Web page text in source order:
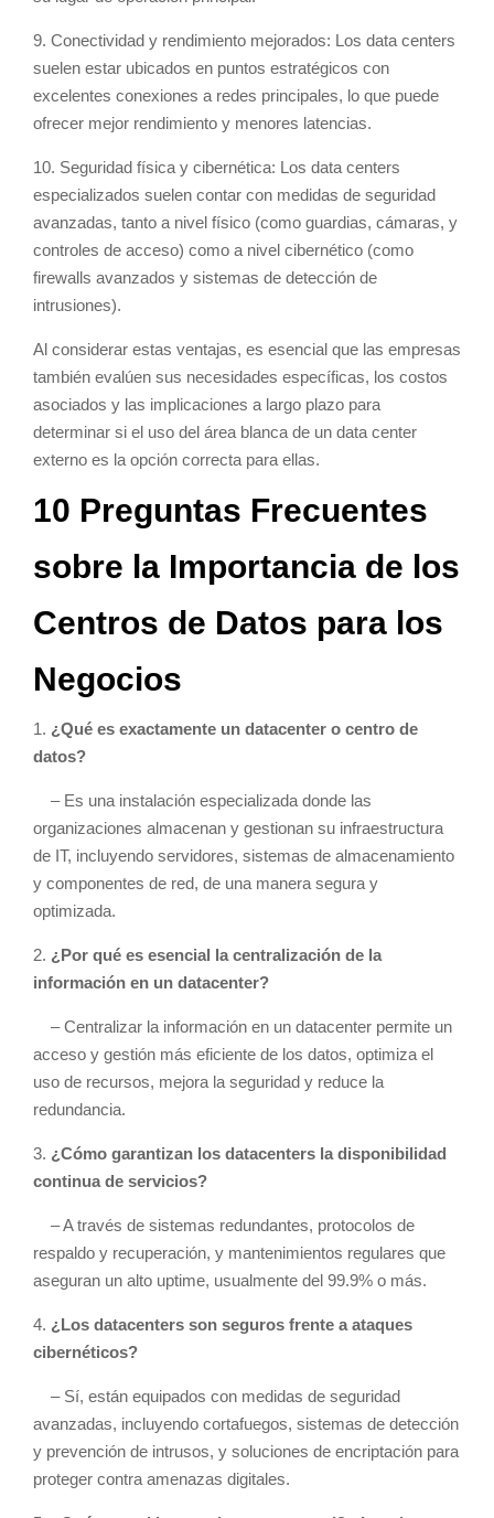
9. Conectividad y rendimiento mejorados: Los data centers
suelen estar ubicados en puntos estratégicos con
excelentes conexiones a redes principales, lo que puede
ofrecer mejor rendimiento y menores latencias.
10. Seguridad física y cibernética: Los data centers
especializados suelen contar con medidas de seguridad
avanzadas, tanto a nivel físico (como guardias, cámaras, y
controles de acceso) como a nivel cibernético (como
firewalls avanzados y sistemas de detección de
intrusiones).
Al considerar estas ventajas, es esencial que las empresas
también evalúen sus necesidades específicas, los costos
asociados y las implicaciones a largo plazo para
determinar si el uso del área blanca de un data center
externo es la opción correcta para ellas.
10 Preguntas Frecuentes
sobre la Importancia de los
Centros de Datos para los
Negocios
1. ¿Qué es exactamente un datacenter o centro de
datos?
– Es una instalación especializada donde las
organizaciones almacenan y gestionan su infraestructura
de IT, incluyendo servidores, sistemas de almacenamiento
y componentes de red, de una manera segura y
optimizada.
2. ¿Por qué es esencial la centralización de la
información en un datacenter?
– Centralizar la información en un datacenter permite un
acceso y gestión más eficiente de los datos, optimiza el
uso de recursos, mejora la seguridad y reduce la
redundancia.
3. ¿Cómo garantizan los datacenters la disponibilidad
continua de servicios?
– A través de sistemas redundantes, protocolos de
respaldo y recuperación, y mantenimientos regulares que
aseguran un alto uptime, usualmente del 99.9% o más.
4. ¿Los datacenters son seguros frente a ataques
cibernéticos?
– Sí, están equipados con medidas de seguridad
avanzadas, incluyendo cortafuegos, sistemas de detección
y prevención de intrusos, y soluciones de encriptación para
proteger contra amenazas digitales.